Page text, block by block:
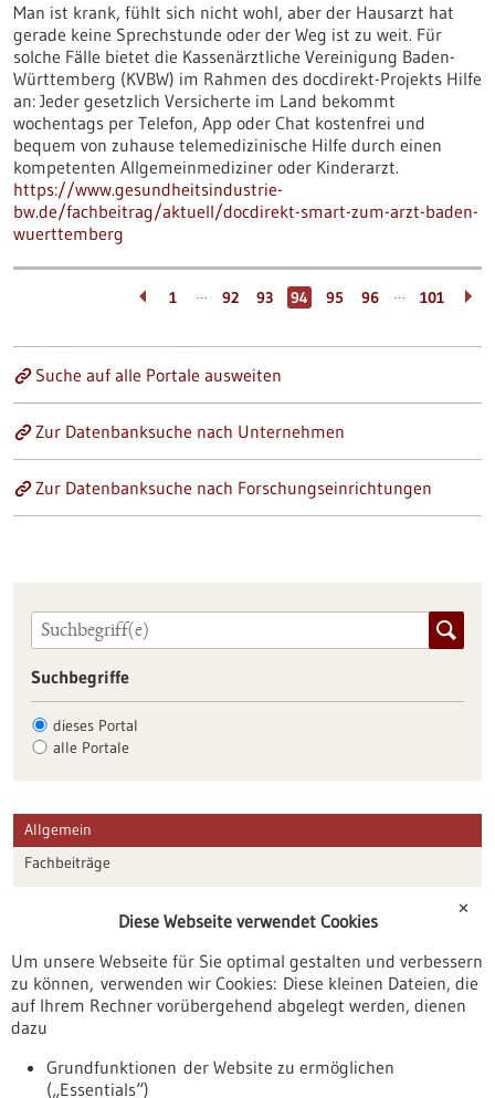
Man ist krank, fühlt sich nicht wohl, aber der Hausarzt hat
gerade keine Sprechstunde oder der Weg ist zu weit. Für
solche Fälle bietet die Kassenärztliche Vereinigung Baden-
Württemberg (KVBW) im Rahmen des docdirekt-Projekts Hilfe
an: Jeder gesetzlich Versicherte im Land bekommt
wochentags per Telefon, App oder Chat kostenfrei und
bequem von zuhause telemedizinische Hilfe durch einen
kompetenten Allgemeinmediziner oder Kinderarzt.
https://www.gesundheitsindustrie-
bw.de/fachbeitrag/aktuell/docdirekt-smart-zum-arzt-baden-
wuerttemberg
1 … 92 93 94 95 96 … 101
Suche auf alle Portale ausweiten
Zur Datenbanksuche nach Unternehmen
Zur Datenbanksuche nach Forschungseinrichtungen
Suchbegriffe
dieses Portal
alle Portale
Allgemein
Fachbeiträge
Veranstaltungen
Erscheinungsdatum
✕
Diese Webseite verwendet Cookies
Um unsere Webseite für Sie optimal gestalten und verbessern
zu können, verwenden wir Cookies: Diese kleinen Dateien, die
auf Ihrem Rechner vorübergehend abgelegt werden, dienen
dazu
Grundfunktionen der Website zu ermöglichen
(„Essentials“)